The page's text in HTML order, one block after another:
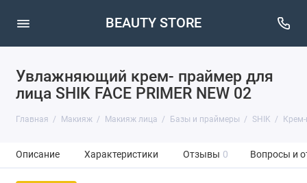
BEAUTY STORE
Увлажняющий крем- праймер для
лица SHIK FACE PRIMER NEW 02
Главная Макияж Макияж лица Базы и праймеры SHIK
Описание Характеристики Отзывы 0 Вопросы и